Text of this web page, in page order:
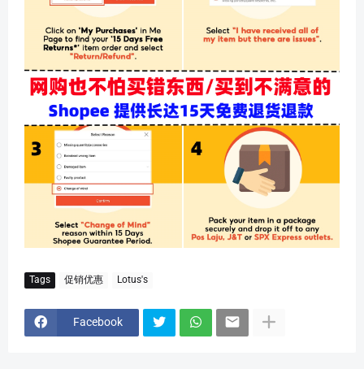
Tags 促销优惠 Lotus's
Facebook